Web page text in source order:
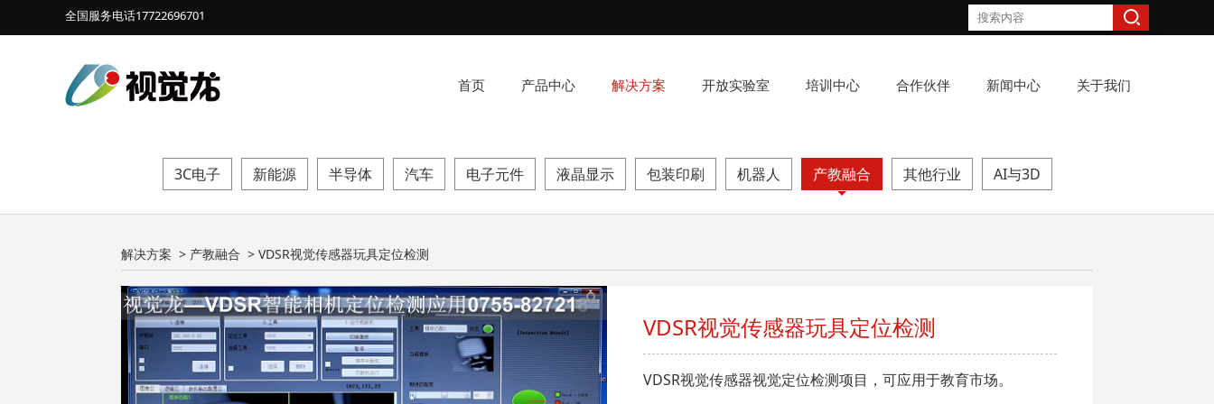
全国服务电话17722696701
首页 产品中心 解决方案 开放实验室 培训中心 合作伙伴 新闻中心 关于我们
3C电子 新能源 半导体 汽车 电子元件 液晶显示 包装印刷 机器人 产教融合 其他行业 AI与3D
VDSR视觉传感器玩具定位检测
解决方案 > 产教融合 >VDSR视觉传感器玩具定位检测
VDSR视觉传感器玩具定位检测
VDSR视觉传感器视觉定位检测项目，可应用于教育市场。